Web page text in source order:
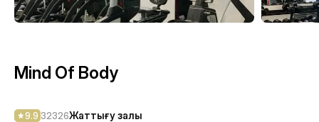
Mind Of Body
9.9 32326Жаттығу залы